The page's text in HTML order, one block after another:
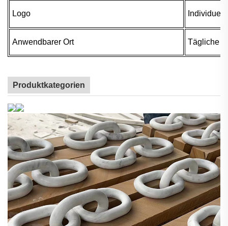
Logo Individuell
Anwendbarer Ort Tägliche
Produktkategorien